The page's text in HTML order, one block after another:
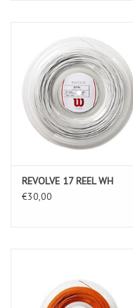
REVOLVE 17 REEL WH
€30,00